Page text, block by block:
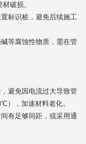
破损。
标识桩，避免后续施工
等腐蚀性物质，需在管
避免因电流过大导致管
），加速材料老化。
有足够间距，或采用通